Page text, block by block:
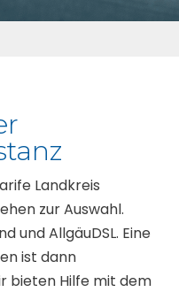
Landkreis
zur Auswahl.
und AllgäuDSL. Eine
ist dann
bieten Hilfe mit dem